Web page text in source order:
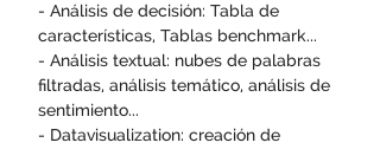
- Análisis de decisión: Tabla de
características, Tablas benchmark...
- Análisis textual: nubes de palabras
filtradas, análisis temático, análisis de
sentimiento...
- Datavisualization: creación de